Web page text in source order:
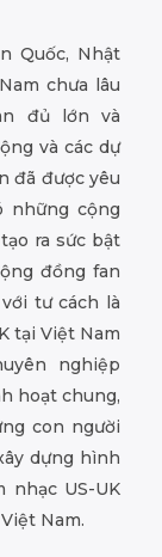
Quốc, Nhật
chưa lâu
đủ lớn và
và các dự
đã được yêu
những cộng
ra sức bật
đồng fan
tư cách là
tại Việt Nam
nghiệp
hoạt chung,
con người
dựng hình
nhạc US-UK
Nam.